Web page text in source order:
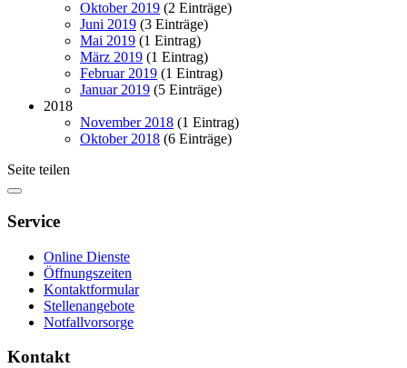
Oktober 2019 (2 Einträge)
Juni 2019 (3 Einträge)
Mai 2019 (1 Eintrag)
März 2019 (1 Eintrag)
Februar 2019 (1 Eintrag)
Januar 2019 (5 Einträge)
2018
November 2018 (1 Eintrag)
Oktober 2018 (6 Einträge)
Seite teilen
Service
Online Dienste
Öffnungszeiten
Kontaktformular
Stellenangebote
Notfallvorsorge
Kontakt